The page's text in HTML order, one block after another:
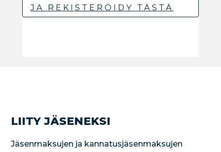
JA REKISTERÖIDY TÄSTÄ
LIITY JÄSENEKSI
Jäsenmaksujen ja kannatusjäsenmaksujen